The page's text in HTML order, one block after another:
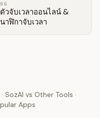
06
ตัวจับเวลาออนไลน์ &
นาฬิกาจับเวลา
SozAI vs Other Tools ·
Apps